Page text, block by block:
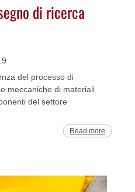
di ricerca
del processo di
meccaniche di materiali
del settore
Read more